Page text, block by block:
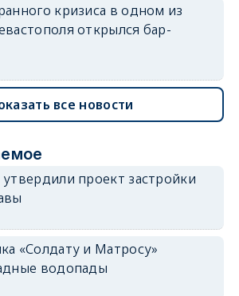
кризиса в одном из
открылся бар-
все новости
проект застройки
«Солдату и Матросу»
водопады